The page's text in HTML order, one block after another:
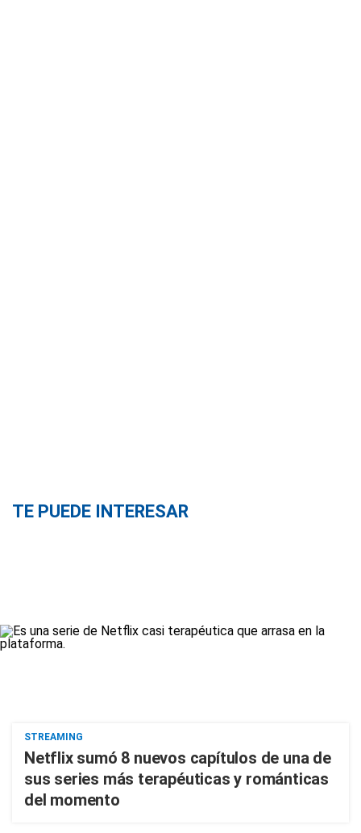
TE PUEDE INTERESAR
STREAMING
Netflix sumó 8 nuevos capítulos de una de
sus series más terapéuticas y románticas
del momento